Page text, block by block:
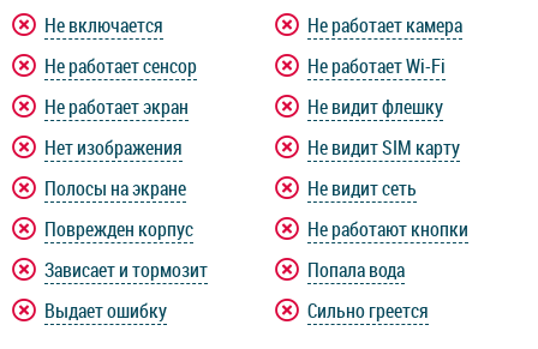
Nokia 5.1 Nokia 5
Nokia 4.2 Nokia 3.4
Nokia 3.2 Nokia 3.1 Plus
Nokia 2V Nokia 2.4
Не включается
Не работает сенсор
Не работает экран
Нет изображения
Полосы на экране
Поврежден корпус
Зависает и тормозит
Выдает ошибку
Не работает камера
Не работает Wi-Fi
Не видит флешку
Не видит SIM карту
Не видит сеть
Не работают кнопки
Попала вода
Сильно греется